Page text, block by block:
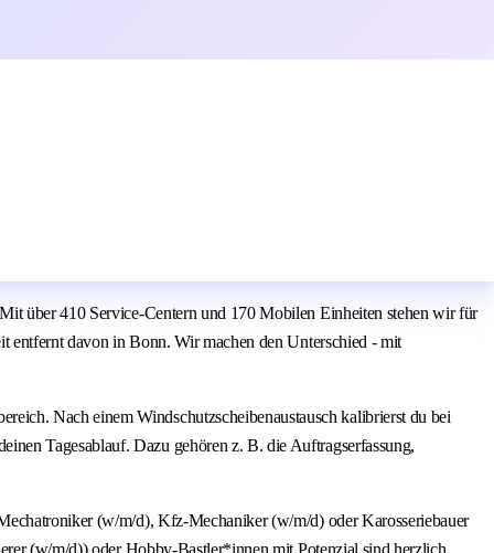
über 410 Service-Centern und 170 Mobilen Einheiten stehen wir für
entfernt davon in Bonn. Wir machen den Unterschied - mit
Nach einem Windschutzscheibenaustausch kalibrierst du bei
Tagesablauf. Dazu gehören z. B. die Auftragserfassung,
(w/m/d), Kfz-Mechaniker (w/m/d) oder Karosseriebauer